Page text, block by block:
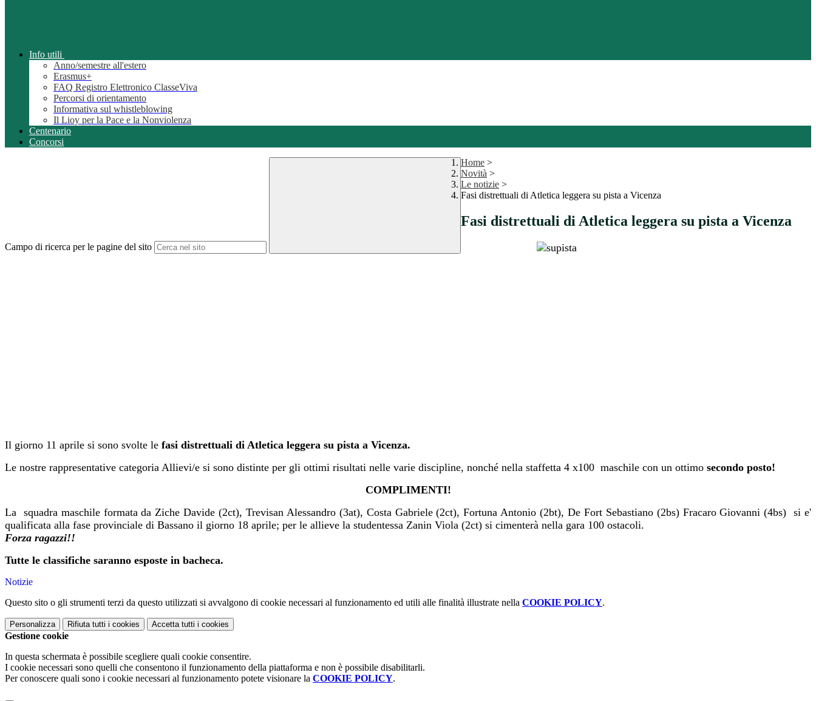
Info utili
Anno/semestre all'estero
Erasmus+
FAQ Registro Elettronico ClasseViva
Percorsi di orientamento
Informativa sul whistleblowing
Il Lioy per la Pace e la Nonviolenza
Centenario
Concorsi
Campo di ricerca per le pagine del sito
Home >
Novità >
Le notizie >
Fasi distrettuali di Atletica leggera su pista a Vicenza
Fasi distrettuali di Atletica leggera su pista a Vicenza
Il giorno 11 aprile si sono svolte le fasi distrettuali di Atletica leggera su pista a Vicenza.
Le nostre rappresentative categoria Allievi/e si sono distinte per gli ottimi risultati nelle varie discipline, nonché nella staffetta 4 x100 maschile con un ottimo secondo posto!
COMPLIMENTI!
La squadra maschile formata da Ziche Davide (2ct), Trevisan Alessandro (3at), Costa Gabriele (2ct), Fortuna Antonio (2bt), De Fort Sebastiano (2bs) Fracaro Giovanni (4bs) si e'
qualificata alla fase provinciale di Bassano il giorno 18 aprile; per le allieve la studentessa Zanin Viola (2ct) si cimenterà nella gara 100 ostacoli.
Forza ragazzi!!
Tutte le classifiche saranno esposte in bacheca.
Notizie
Questo sito o gli strumenti terzi da questo utilizzati si avvalgono di cookie necessari al funzionamento ed utili alle finalità illustrate nella COOKIE POLICY.
Personalizza Rifiuta tutti i cookies Accetta tutti i cookies
Gestione cookie
In questa schermata è possibile scegliere quali cookie consentire.
I cookie necessari sono quelli che consentono il funzionamento della piattaforma e non è possibile disabilitarli.
Per conoscere quali sono i cookie necessari al funzionamento potete visionare la COOKIE POLICY.